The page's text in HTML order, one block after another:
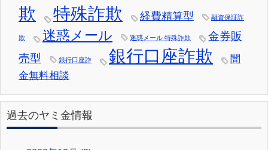
欺
特殊詐欺 経費精算型 融資保証詐
欺 迷惑メール 迷惑メール 特殊詐欺
金券販
売型
銀行口座詐 銀行口座詐欺
闇
金無料相談
過去のヤミ金情報